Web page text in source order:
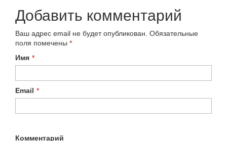
Добавить комментарий
Ваш адрес email не будет опубликован. Обязательные
поля помечены *
Имя *
Email *
Комментарий